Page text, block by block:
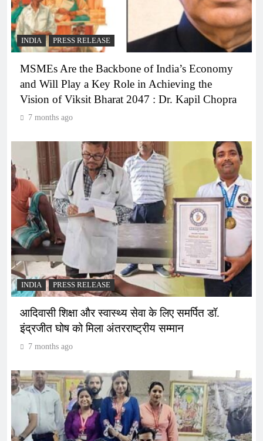
INDIA PRESS RELEASE
MSMEs Are the Backbone of India’s Economy
and Will Play a Key Role in Achieving the
Vision of Viksit Bharat 2047 : Dr. Kapil Chopra
7 months ago
INDIA PRESS RELEASE
आदिवासी शिक्षा और स्वास्थ्य सेवा के लिए समर्पित डॉ.
इंद्रजीत घोष को मिला अंतरराष्ट्रीय सम्मान
7 months ago